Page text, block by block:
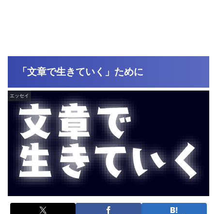
「文章で生きていく」ために
エッセイ